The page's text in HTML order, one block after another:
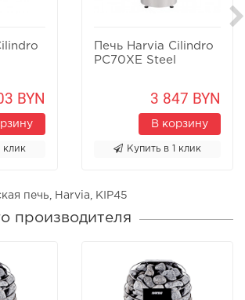
BYN
клик
Печь Harvia Cilindro
PC70XE Steel
3 847 BYN
В корзину
Купить в 1 клик
печь Harvia KIP45
производителя